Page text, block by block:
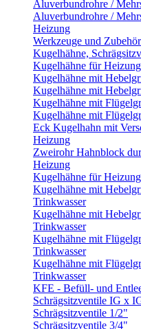
Aluverbundrohre /
Aluverbundrohre /
Heizung
Werkzeuge und Zubehör
Kugelhähne,
Kugelhähne für Heizung
Kugelhähne mit
Kugelhähne mit
Kugelhähne mit
Kugelhähne mit
Eck Kugelhahn mit
Heizung
Zweirohr Hahnblock
Heizung
Kugelhähne für
Kugelhähne mit
Trinkwasser
Kugelhähne mit
Trinkwasser
Kugelhähne mit
Trinkwasser
Kugelhähne mit
Trinkwasser
KFE - Befüll- und
Schrägsitzventile IG x
Schrägsitzventile 1/2"
Schrägsitzventile 3/4"